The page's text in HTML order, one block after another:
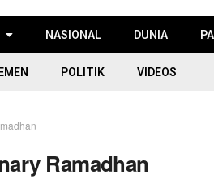
NASIONAL DUNIA
POLITIK VIDEOS
Ramadhan